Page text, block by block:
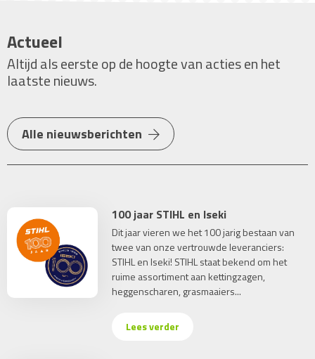
Actueel
Altijd als eerste op de hoogte van acties en het
laatste nieuws.
Alle nieuwsberichten
100 jaar STIHL en Iseki
Dit jaar vieren we het 100 jarig bestaan van
twee van onze vertrouwde leveranciers:
STIHL en Iseki! STIHL staat bekend om het
ruime assortiment aan kettingzagen,
heggenscharen, grasmaaiers...
Lees verder